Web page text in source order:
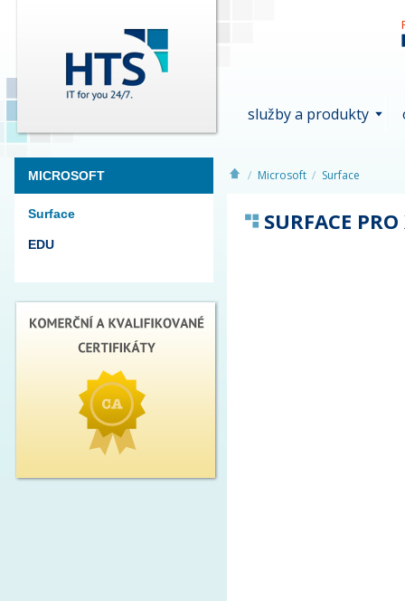
služby a produkty
MICROSOFT
Surface
EDU
Microsoft Surface
SURFACE PRO